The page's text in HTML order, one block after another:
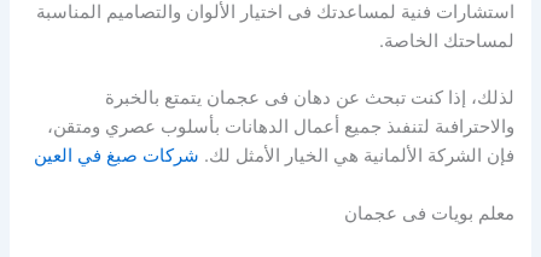
استشارات فنية لمساعدتك فى اختيار الألوان والتصاميم المناسبة
لمساحتك الخاصة.
لذلك، إذا كنت تبحث عن دهان فى عجمان يتمتع بالخبرة
والاحترافىة لتنفىذ جميع أعمال الدهانات بأسلوب عصري ومتقن،
فإن الشركة الألمانية هي الخيار الأمثل لك. شركات صبغ في العين
معلم بويات فى عجمان